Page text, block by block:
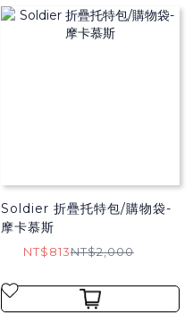
Soldier 折疊托特包/購物袋​-
摩卡慕斯
NT$813NT$2,000